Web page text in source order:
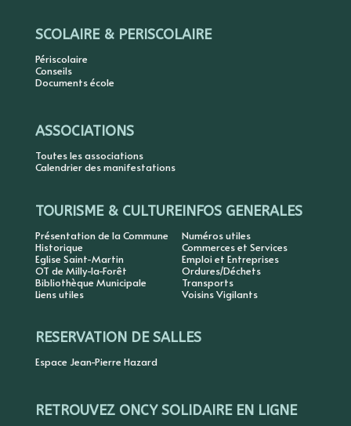
SCOLAIRE & PERISCOLAIRE
Périscolaire
Conseils
Documents école
ASSOCIATIONS
Toutes les associations
Calendrier des manifestations
TOURISME & CULTURE
Présentation de la Commune
Historique
Eglise Saint-Martin
OT de Milly-la-Forêt
Bibliothèque Municipale
Liens utiles
INFOS GENERALES
Numéros utiles
Commerces et Services
Emploi et Entreprises
Ordures/Déchets
Transports
Voisins Vigilants
RESERVATION DE SALLES
Espace Jean-Pierre Hazard
RETROUVEZ ONCY SOLIDAIRE EN LIGNE